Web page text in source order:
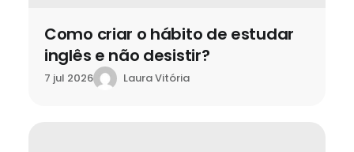
Como criar o hábito de estudar
inglês e não desistir?
7 jul 2026 Laura Vitória